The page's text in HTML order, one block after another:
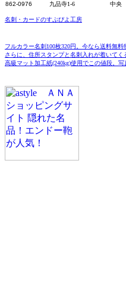
862-0976
九品寺1-6 中央
名刺・カードのすぷぴよ工房
フルカラー名刺100枚320円。今なら送料無料
さらに、住所スタンプと名刺入れが着いてく
高級マット加工紙(240kg)使用でこの値段。写